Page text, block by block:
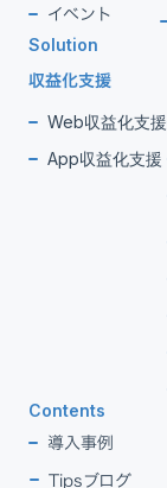
イベント
Solution
収益化支援
Web収益化支援
App収益化支援
Contents
導入事例
Tipsブログ